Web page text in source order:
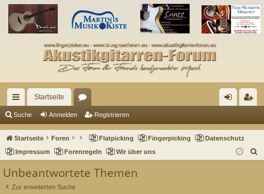
ch
ne
llz
ug
riff
Startseite
en m ist
rie
Suche Anmelden Registrieren
Startseite Foren Flatpicking Fingerpicking
Datenschutz
Impressum
Forenregeln Wir über uns
Unbeantwortete Themen
Zur erweiterten Suche